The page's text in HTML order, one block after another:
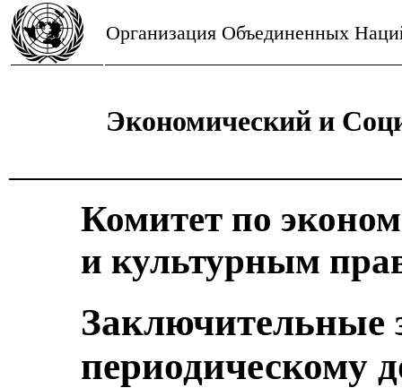
Организация Объединенных
Экономический и
Комитет по
и культурным
Заключительные
периодическому